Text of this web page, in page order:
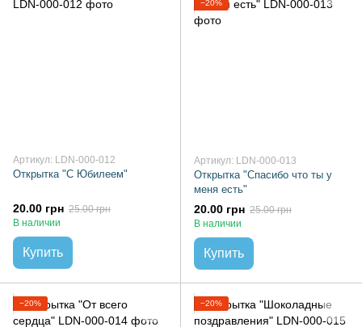
Артикул: LDN-000-012
Открытка "С Юбилеем"
20.00 грн 25.00 грн
В наличии
Купить
−20%
Артикул: LDN-000-013
Открытка "Спасибо что ты у
меня есть"
20.00 грн 25.00 грн
В наличии
Купить
−20% −20%